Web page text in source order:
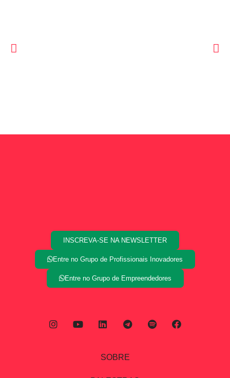
INSCREVA-SE NA NEWSLETTER
Entre no Grupo de Profissionais Inovadores
Entre no Grupo de Empreendedores
SOBRE